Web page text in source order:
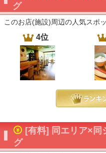
グ
このお店(施設)周辺の人気スポ
4位
[有料] 同エリア×同
グ